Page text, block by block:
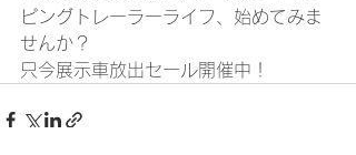
ピングトレーラーライフ、始めてみま
せんか？
只今展示車放出セール開催中！